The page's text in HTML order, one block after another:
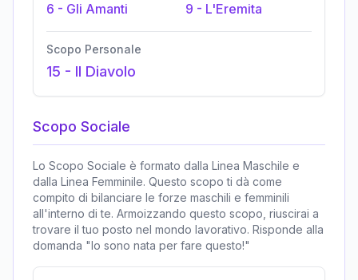
6 - Gli Amanti 9 - L'Eremita
Scopo Personale
15 - Il Diavolo
Scopo Sociale
Lo Scopo Sociale è formato dalla Linea Maschile e
dalla Linea Femminile. Questo scopo ti dà come
compito di bilanciare le forze maschili e femminili
all'interno di te. Armoizzando questo scopo, riuscirai a
trovare il tuo posto nel mondo lavorativo. Risponde alla
domanda "Io sono nata per fare questo!"